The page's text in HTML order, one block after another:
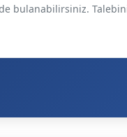
bulanabilirsiniz.